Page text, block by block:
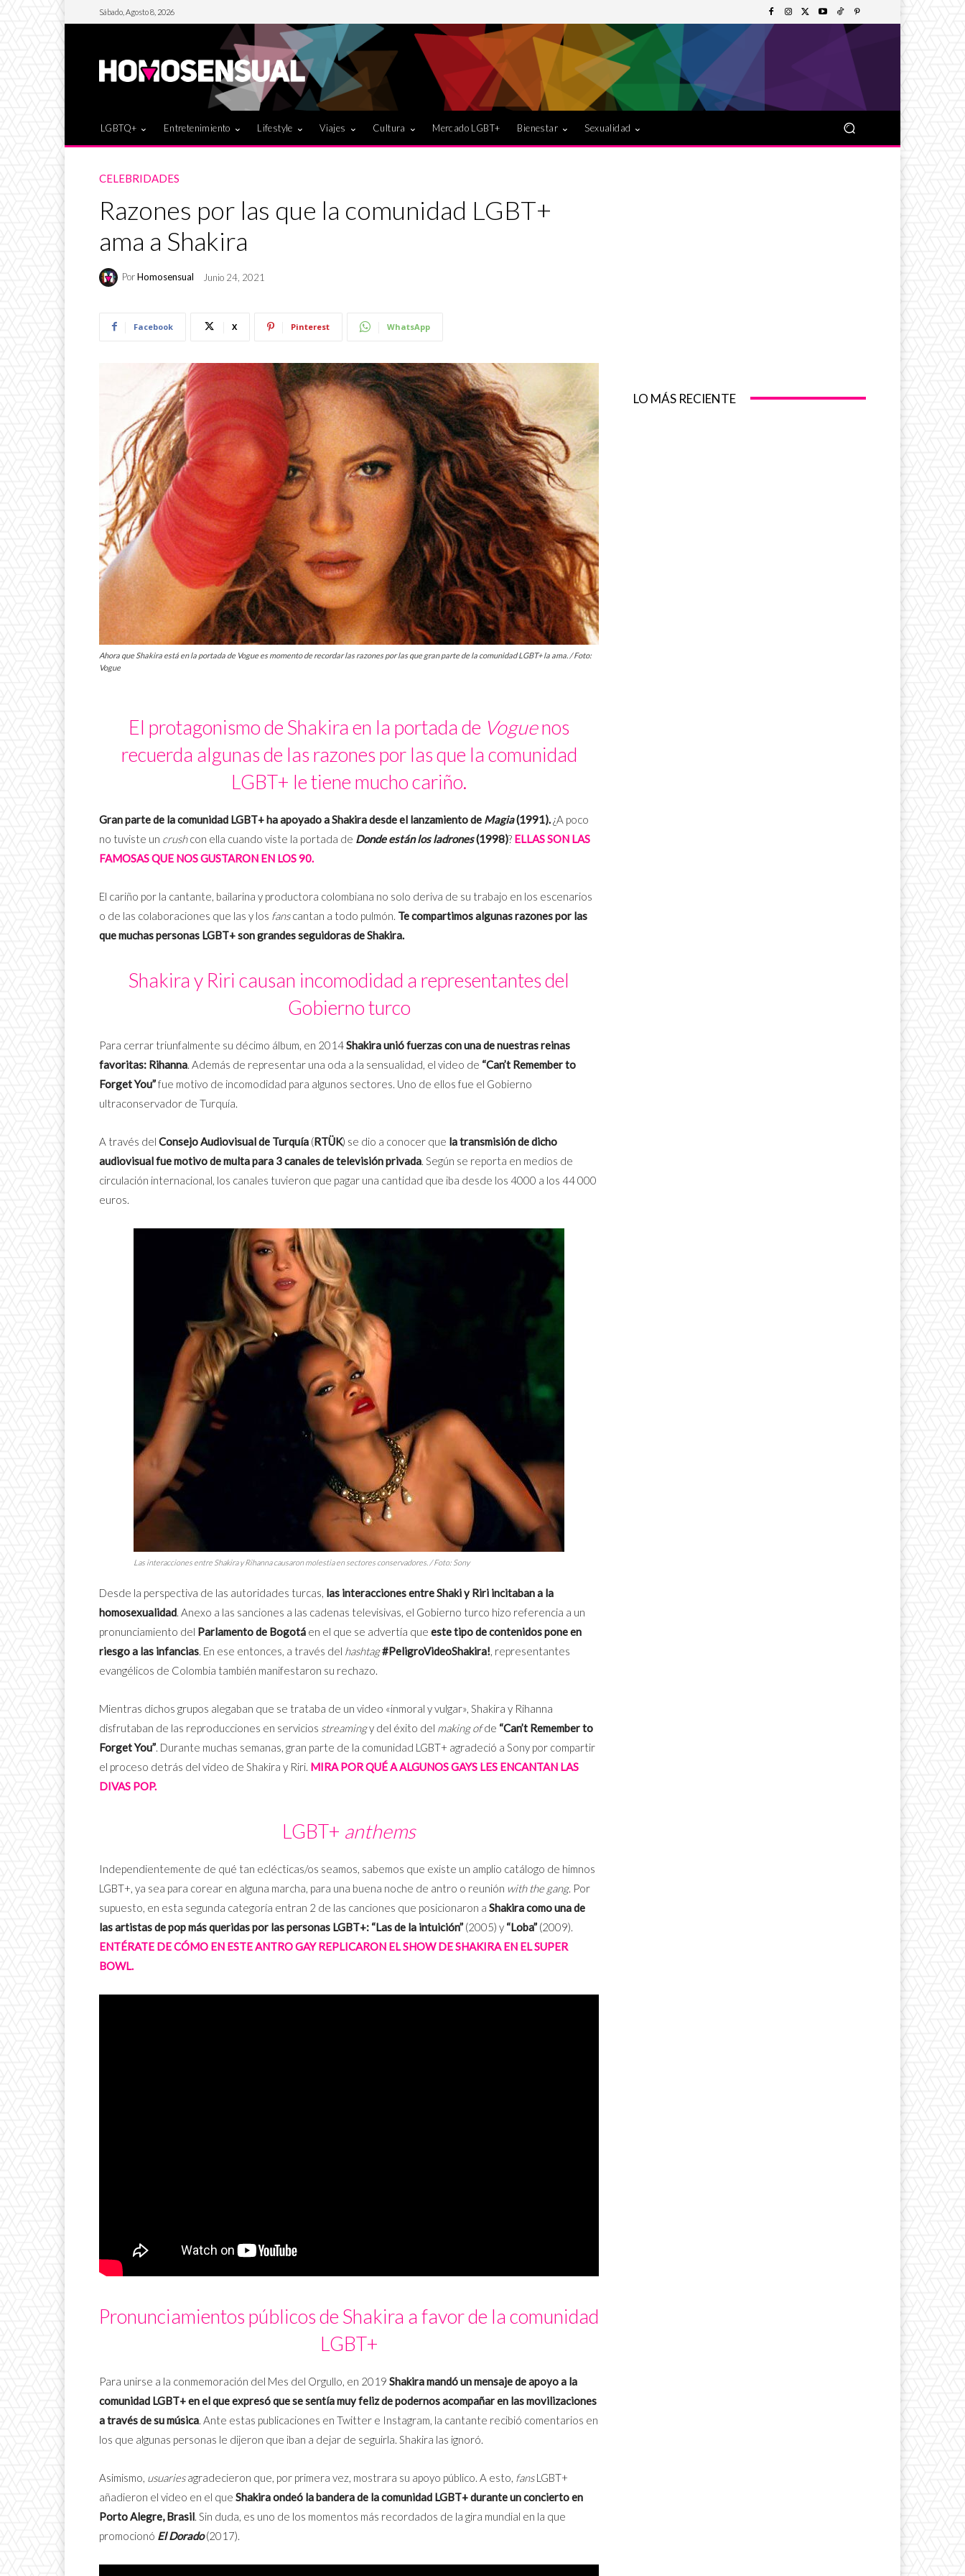
Sábado, Agosto 8, 2026
LGBTQ+ Entretenimiento Lifestyle Viajes Cultura Mercado LGBT+ Bienestar Sexualidad
CELEBRIDADES
Razones por las que la comunidad LGBT+
ama a Shakira
PorHomosensual Junio 24, 2021
Facebook X Pinterest WhatsApp
Ahora que Shakira está en la portada de Vogue es momento de recordar las razones por las que gran parte de la comunidad LGBT+ la ama. / Foto:
Vogue
El protagonismo de Shakira en la portada de Voguenos
recuerda algunas de las razones por las que la comunidad
LGBT+ le tiene mucho cariño.
Gran parte de la comunidad LGBT+ ha apoyado a Shakira desde el lanzamiento de Magia(1991).¿A poco
no tuviste un crushcon ella cuando viste la portada de Donde están los ladrones(1998)? ELLAS SON LAS
FAMOSAS QUE NOS GUSTARON EN LOS 90.
El cariño por la cantante, bailarina y productora colombiana no solo deriva de su trabajo en los escenarios
o de las colaboraciones que las y los fanscantan a todo pulmón. Te compartimos algunas razones por las
que muchas personas LGBT+ son grandes seguidoras de Shakira.
Shakira y Riri causan incomodidad a representantes del
Gobierno turco
Para cerrar triunfalmente su décimo álbum, en 2014Shakira unió fuerzas con una de nuestras reinas
favoritas: Rihanna. Además de representar una oda a la sensualidad, el video de “Can’t Remember to
Forget You”fue motivo de incomodidad para algunos sectores. Uno de ellos fue el Gobierno
ultraconservador de Turquía.
A través del Consejo Audiovisual de Turquía (RTÜK) se dio a conocer que la transmisión de dicho
audiovisual fue motivo de multa para 3 canales de televisión privada. Según se reporta en medios de
circulación internacional, los canales tuvieron que pagar una cantidad que iba desde los 4000 a los 44 000
euros.
Las interacciones entre Shakira y Rihanna causaron molestia en sectores conservadores. / Foto: Sony
Desde la perspectiva de las autoridades turcas, las interacciones entre Shaki y Riri incitaban a la
homosexualidad. Anexo a las sanciones a las cadenas televisivas, el Gobierno turco hizo referencia a un
pronunciamiento del Parlamento de Bogotá en el que se advertía que este tipo de contenidos pone en
riesgo a las infancias. En ese entonces, a través del hashtag#PeligroVideoShakira!, representantes
evangélicos de Colombia también manifestaron su rechazo.
Mientras dichos grupos alegaban que se trataba de un video «inmoral y vulgar», Shakira y Rihanna
disfrutaban de las reproducciones en servicios streamingy del éxito del making ofde “Can’t Remember to
Forget You”. Durante muchas semanas, gran parte de la comunidad LGBT+ agradeció a Sony por compartir
el proceso detrás del video de Shakira y Riri. MIRA POR QUÉ A ALGUNOS GAYS LES ENCANTAN LAS
DIVAS POP.
LGBT+ anthems
Independientemente de qué tan eclécticas/os seamos, sabemos que existe un amplio catálogo de himnos
LGBT+, ya sea para corear en alguna marcha, para una buena noche de antro o reunión with the gang. Por
supuesto, en esta segunda categoría entran 2 de las canciones que posicionaron a Shakira como una de
las artistas de pop más queridas por las personas LGBT+: “Las de la intuición” (2005) y “Loba” (2009).
ENTÉRATE DE CÓMO EN ESTE ANTRO GAY REPLICARON EL SHOW DE SHAKIRA EN EL SUPER
BOWL.
Pronunciamientos públicos de Shakira a favor de la comunidad
LGBT+
Para unirse a la conmemoración del Mes del Orgullo, en 2019 Shakira mandó un mensaje de apoyo a la
comunidad LGBT+ en el que expresó que se sentía muy feliz de podernos acompañar en las movilizaciones
a través de su música. Ante estas publicaciones en Twitter e Instagram, la cantante recibió comentarios en
los que algunas personas le dijeron que iban a dejar de seguirla. Shakira las ignoró.
Asimismo, usuariesagradecieron que, por primera vez, mostrara su apoyo público. A esto, fansLGBT+
añadieron el video en el que Shakira ondeó la bandera de la comunidad LGBT+ durante un concierto en
Porto Alegre, Brasil. Sin duda, es uno de los momentos más recordados de la gira mundial en la que
promocionó El Dorado(2017).
LO MÁS RECIENTE